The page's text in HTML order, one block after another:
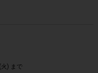
) まで